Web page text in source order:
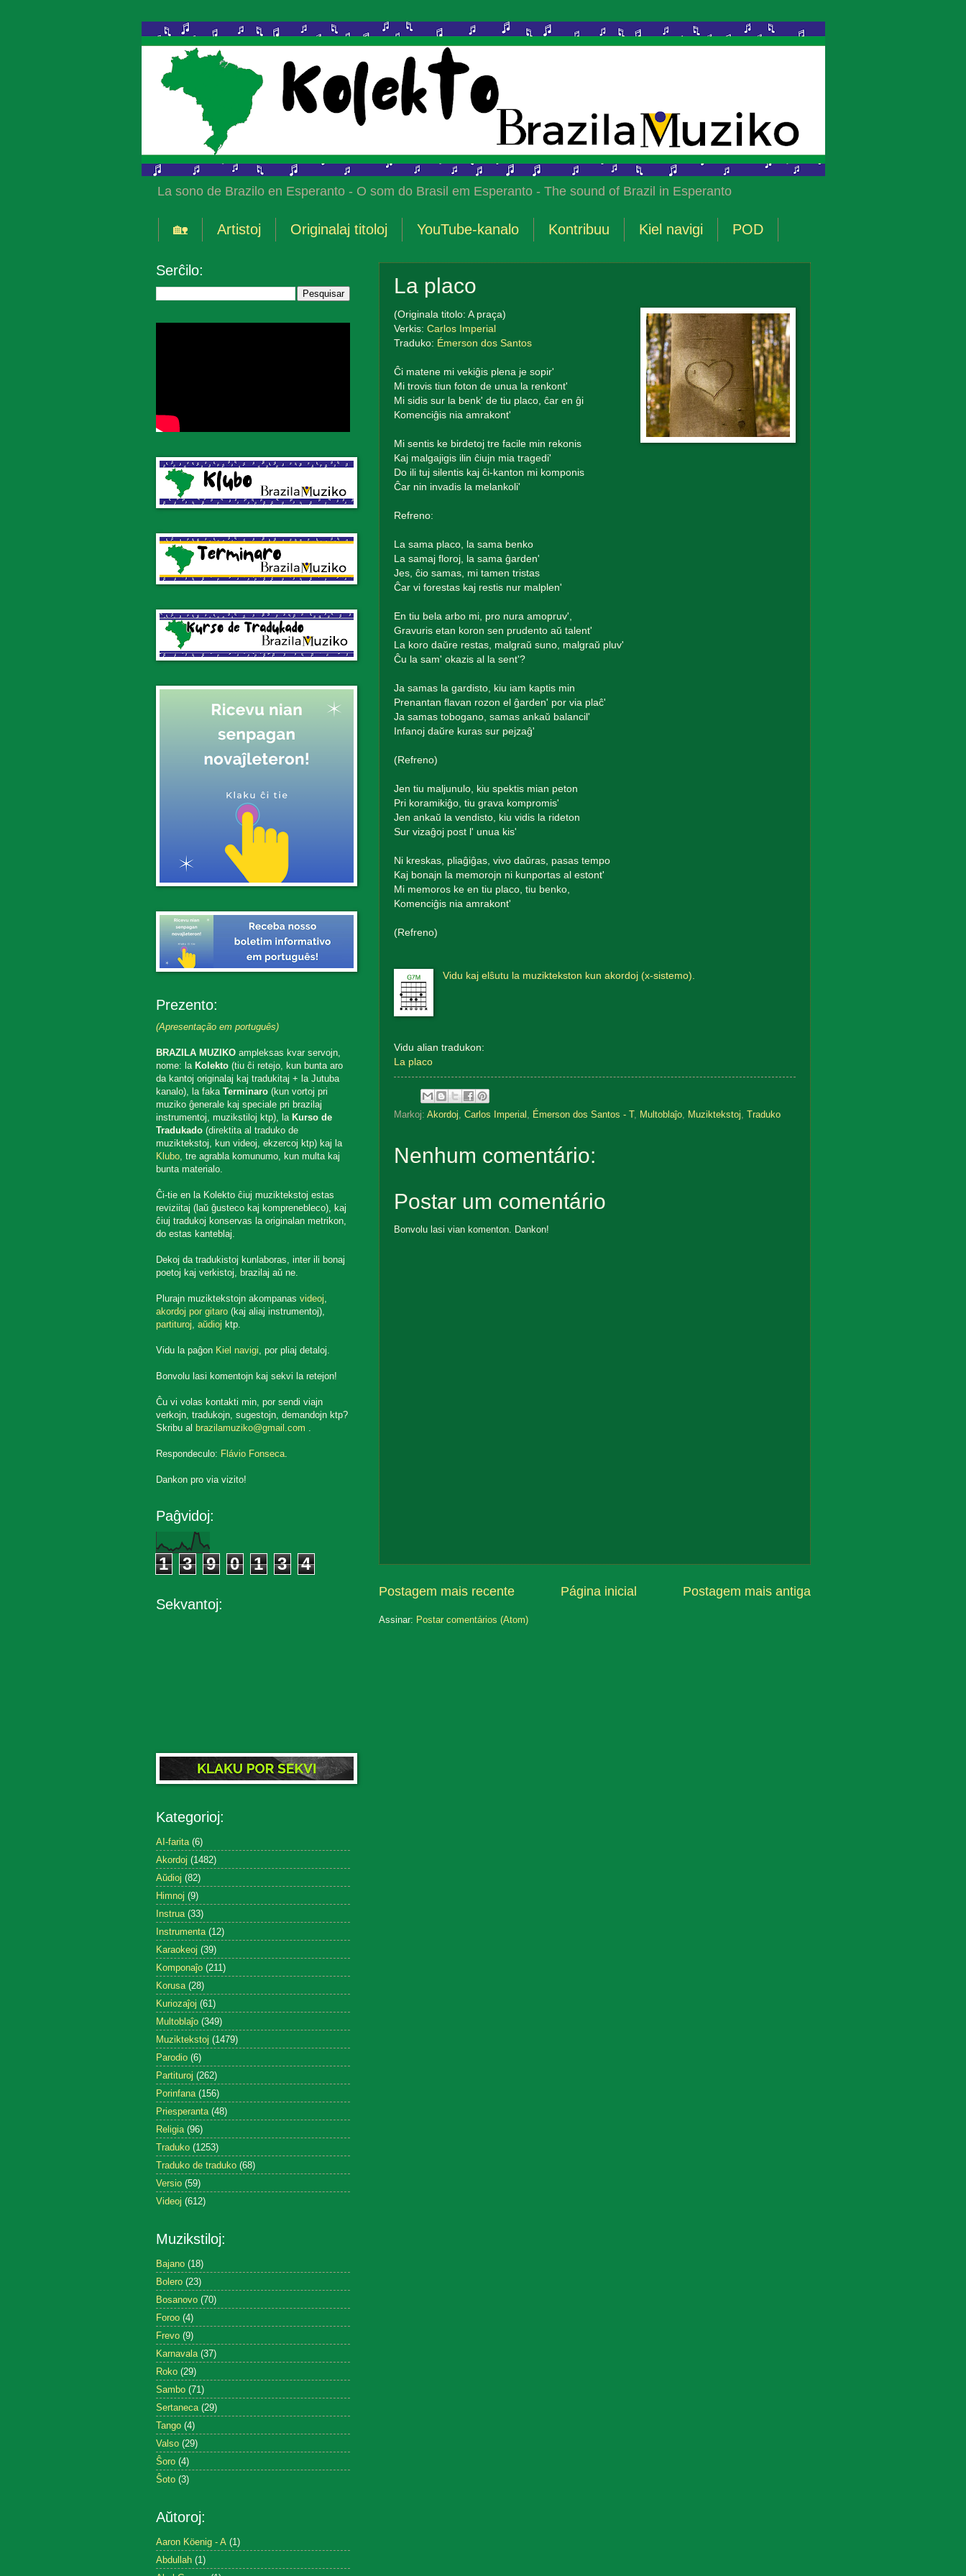
La sono de Brazilo en Esperanto - O som do Brasil em Esperanto - The sound of Brazil in Esperanto
🏡 Artistoj Originalaj titoloj YouTube-kanalo Kontribuu Kiel navigi POD
La placo
(Originala titolo: A praça)
Verkis: Carlos Imperial
Traduko: Émerson dos Santos
Ĉi matene mi vekiĝis plena je sopir'
Mi trovis tiun foton de unua la renkont'
Mi sidis sur la benk' de tiu placo, ĉar en ĝi
Komenciĝis nia amrakont'
Mi sentis ke birdetoj tre facile min rekonis
Kaj malgajigis ilin ĉiujn mia tragedi'
Do ili tuj silentis kaj ĉi-kanton mi komponis
Ĉar nin invadis la melankoli'
Refreno:
La sama placo, la sama benko
La samaj floroj, la sama ĝarden'
Jes, ĉio samas, mi tamen tristas
Ĉar vi forestas kaj restis nur malplen'
En tiu bela arbo mi, pro nura amopruv',
Gravuris etan koron sen prudento aŭ talent'
La koro daŭre restas, malgraŭ suno, malgraŭ pluv'
Ĉu la sam' okazis al la sent'?
Ja samas la gardisto, kiu iam kaptis min
Prenantan flavan rozon el ĝarden' por via plaĉ'
Ja samas tobogano, samas ankaŭ balancil'
Infanoj daŭre kuras sur pejzaĝ'
(Refreno)
Jen tiu maljunulo, kiu spektis mian peton
Pri koramikiĝo, tiu grava kompromis'
Jen ankaŭ la vendisto, kiu vidis la rideton
Sur vizaĝoj post l' unua kis'
Ni kreskas, pliaĝiĝas, vivo daŭras, pasas tempo
Kaj bonajn la memorojn ni kunportas al estont'
Mi memoros ke en tiu placo, tiu benko,
Komenciĝis nia amrakont'
(Refreno)
Vidu kaj elŝutu la muziktekston kun akordoj (x-sistemo).
Vidu alian tradukon:
La placo
Markoj: Akordoj, Carlos Imperial , Émerson dos Santos - T, Multoblaĵo, Muziktekstoj, Traduko
Nenhum comentário:
Postar um comentário
Bonvolu lasi vian komenton. Dankon!
Postagem mais recente Postagem mais antiga
Página inicial
Assinar: Postar comentários (Atom)
Serĉilo:
Prezento:
(Apresentação em português)
BRAZILA MUZIKOampleksas kvar servojn,
nome: la Kolekto(tiu ĉi retejo, kun bunta aro
da kantoj originalaj kaj tradukitaj + la Jutuba
kanalo), la faka Terminaro(kun vortoj pri
muziko ĝenerale kaj speciale pri brazilaj
instrumentoj, muzikstiloj ktp), la Kurso de
Tradukado(direktita al traduko de
muziktekstoj, kun videoj, ekzercoj ktp) kaj la
Klubo, tre agrabla komunumo, kun multa kaj
bunta materialo.
Ĉi-tie en la Kolekto ĉiuj muziktekstoj estas
reviziitaj (laŭ ĝusteco kaj komprenebleco), kaj
ĉiuj tradukoj konservas la originalan metrikon,
do estas kanteblaj.
Dekoj da tradukistoj kunlaboras, inter ili bonaj
poetoj kaj verkistoj, brazilaj aŭ ne.
Plurajn muziktekstojn akompanas videoj,
akordoj por gitaro(kaj aliaj instrumentoj),
partituroj, aŭdioj ktp.
Vidu la paĝon Kiel navigi, por pliaj detaloj.
Bonvolu lasi komentojn kaj sekvi la retejon!
Ĉu vi volas kontakti min, por sendi viajn
verkojn, tradukojn, sugestojn, demandojn ktp?
Skribu al brazilamuziko@gmail.com .
Respondeculo: Flávio Fonseca.
Dankon pro via vizito!
Paĝvidoj:
1 3 9 0 1 3 4
Sekvantoj:
Kategorioj:
AI-farita (6)
Akordoj (1482)
Aŭdioj (82)
Himnoj (9)
Instrua (33)
Instrumenta (12)
Karaokeoj (39)
Komponaĵo (211)
Korusa (28)
Kuriozaĵoj (61)
Multoblaĵo (349)
Muziktekstoj (1479)
Parodio (6)
Partituroj (262)
Porinfana (156)
Priesperanta (48)
Religia (96)
Traduko (1253)
Traduko de traduko (68)
Versio (59)
Videoj (612)
Muzikstiloj:
Bajano (18)
Bolero (23)
Bosanovo (70)
Foroo (4)
Frevo (9)
Karnavala (37)
Roko (29)
Sambo (71)
Sertaneca (29)
Tango (4)
Valso (29)
Ŝoro (4)
Ŝoto (3)
Aŭtoroj:
Aaron Köenig - A (1)
Abdullah (1)